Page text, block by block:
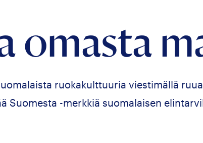
omasta
ruokakulttuuria viestimällä
Suomesta -merkkiä suomalaisen